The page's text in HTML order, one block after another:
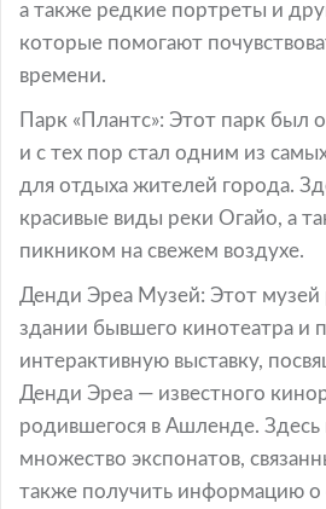
а также редкие портреты и
которые помогают
времени.
Парк «Плантс»: Этот парк был
и с тех пор стал одним из
для отдыха жителей города.
красивые виды реки Огайо, а
пикником на свежем воздухе.
Денди Эреа Музей: Этот музей
здании бывшего кинотеатра и
интерактивную выставку,
Денди Эреа — известного
родившегося в Ашленде.
множество экспонатов,
также получить информацию